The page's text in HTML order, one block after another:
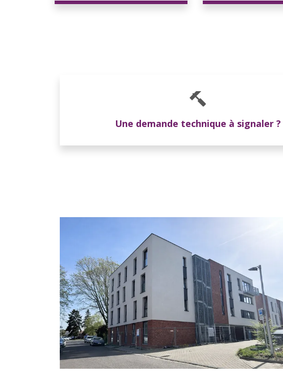
Une demande technique à signaler ?